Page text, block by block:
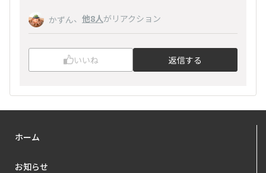
かずん、 他8人がリアクション
いいね 返信する
ホーム
お知らせ